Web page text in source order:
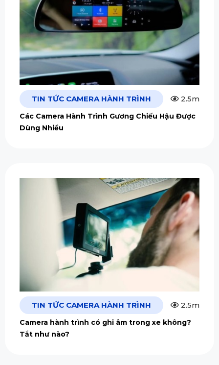
TIN TỨC CAMERA HÀNH TRÌNH 2.5m
Các Camera Hành Trình Gương Chiếu Hậu Được
Dùng Nhiều
TIN TỨC CAMERA HÀNH TRÌNH 2.5m
Camera hành trình có ghi âm trong xe không?
Tắt như nào?